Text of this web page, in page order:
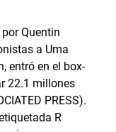
Quentin
a Uma
entró en el box-
22.1 millones
PRESS).
R